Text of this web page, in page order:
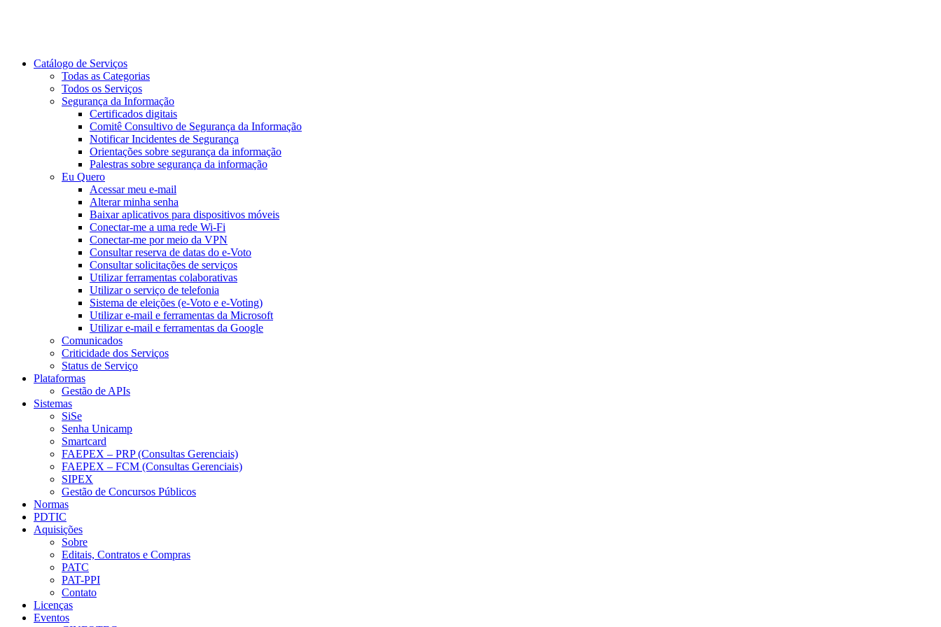
Catálogo de Serviços
Todas as Categorias
Todos os Serviços
Segurança da Informação
Certificados digitais
Comitê Consultivo de Segurança da Informação
Notificar Incidentes de Segurança
Orientações sobre segurança da informação
Palestras sobre segurança da informação
Eu Quero
Acessar meu e-mail
Alterar minha senha
Baixar aplicativos para dispositivos móveis
Conectar-me a uma rede Wi-Fi
Conectar-me por meio da VPN
Consultar reserva de datas do e-Voto
Consultar solicitações de serviços
Utilizar ferramentas colaborativas
Utilizar o serviço de telefonia
Sistema de eleições (e-Voto e e-Voting)
Utilizar e-mail e ferramentas da Microsoft
Utilizar e-mail e ferramentas da Google
Comunicados
Criticidade dos Serviços
Status de Serviço
Plataformas
Gestão de APIs
Sistemas
SiSe
Senha Unicamp
Smartcard
FAEPEX – PRP (Consultas Gerenciais)
FAEPEX – FCM (Consultas Gerenciais)
SIPEX
Gestão de Concursos Públicos
Normas
PDTIC
Aquisições
Sobre
Editais, Contratos e Compras
PATC
PAT-PPI
Contato
Licenças
Eventos